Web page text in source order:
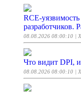
RCE-
разработчиков.
08.08.2026 08:00:10 |
Что видит DPI,
08.08.2026 08:00:10 |